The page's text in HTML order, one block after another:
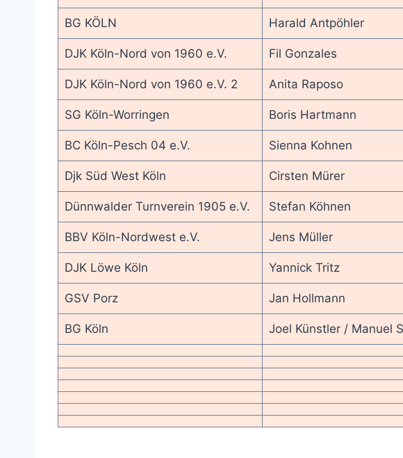
BG KÖLN Harald Antpöhler
DJK Köln-Nord von 1960 e.V. Fil Gonzales
DJK Köln-Nord von 1960 e.V. 2 Anita Raposo
SG Köln-Worringen Boris Hartmann
BC Köln-Pesch 04 e.V. Sienna Kohnen
Djk Süd West Köln Cirsten Mürer
Dünnwalder Turnverein 1905 e.V. Stefan Köhnen
BBV Köln-Nordwest e.V. Jens Müller
DJK Löwe Köln Yannick Tritz
GSV Porz Jan Hollmann
BG Köln Joel Künstler / Manuel